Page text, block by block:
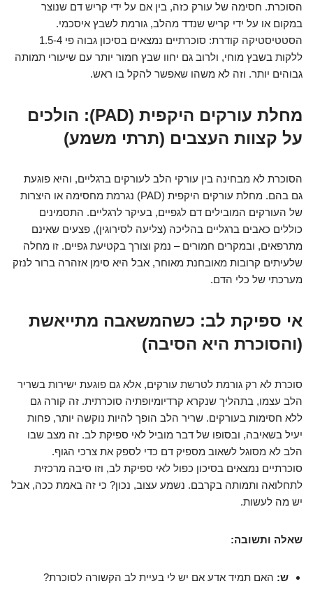
הסוכרת. חסימה של עורק כזה, בין אם על ידי קריש דם שנוצר
במקום או על ידי קריש שנדד מהלב, גורמת לשבץ איסכמי.
הסטטיסטיקה קודרת: סוכרתיים נמצאים בסיכון גבוה פי 1.5-4
ללקות בשבץ מוחי, ולרוב גם יחוו שבץ חמור יותר עם שיעורי תמותה
גבוהים יותר. וזה לא משהו שאפשר להקל בו ראש.
מחלת עורקים היקפית (PAD): הולכים
על קצוות העצבים (תרתי משמע)
הסוכרת לא מבחינה בין עורקי הלב לעורקים ברגליים, והיא פוגעת
גם בהם. מחלת עורקים היקפית (PAD) נגרמת מחסימה או היצרות
של העורקים המובילים דם לגפיים, בעיקר לרגליים. התסמינים
כוללים כאבים ברגליים בהליכה (צליעה לסירוגין), פצעים שאינם
מתרפאים, ובמקרים חמורים – נמק וצורך בקטיעת גפיים. זו מחלה
שלעיתים קרובות מאובחנת מאוחר, אבל היא סימן אזהרה ברור לנזק
מערכתי של כלי הדם.
אי ספיקת לב: כשהמשאבה מתייאשת
(והסוכרת היא הסיבה)
סוכרת לא רק גורמת לטרשת עורקים, אלא גם פוגעת ישירות בשריר
הלב עצמו, בתהליך שנקרא קרדיומיופתיה סוכרתית. זה קורה גם
ללא חסימות בעורקים. שריר הלב הופך להיות נוקשה יותר, פחות
יעיל בשאיבה, ובסופו של דבר מוביל לאי ספיקת לב. זה מצב שבו
הלב לא מסוגל לשאוב מספיק דם כדי לספק את צרכי הגוף.
סוכרתיים נמצאים בסיכון כפול לאי ספיקת לב, וזו סיבה מרכזית
לתחלואה ותמותה בקרבם. נשמע עצוב, נכון? כי זה באמת ככה, אבל
יש מה לעשות.
שאלה ותשובה:
ש: האם תמיד אדע אם יש לי בעיית לב הקשורה לסוכרת?